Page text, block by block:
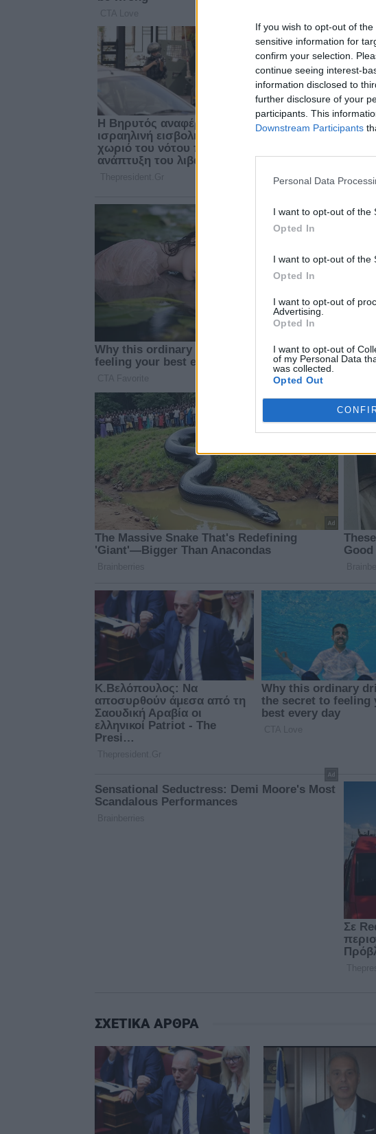
If you wish to opt-out of
sensitive information for
confirm your selection.
continue seeing interest-
information disclosed to
further disclosure of your
participants. This
Downstream Participants
Personal Data
I want to opt-out of the
Opted In
I want to opt-out of the
Opted In
I want to opt-out of
Advertising.
Opted In
I want to opt-out of
of my Personal Data
was collected.
Opted Out
ΣΧΕΤΙΚΑ ΑΡΘΡΑ